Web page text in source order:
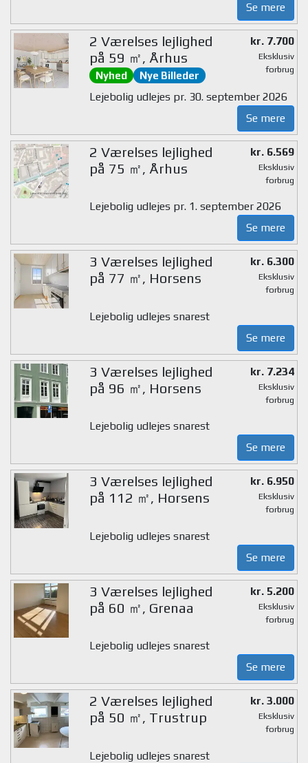
Se mere
2 Værelses lejlighed
på 59 ㎡, Århus
Nyhed Nye Billeder
kr. 7.700
Eksklusiv
forbrug
Lejebolig udlejes pr. 30. september 2026
Se mere
2 Værelses lejlighed
på 75 ㎡, Århus
kr. 6.569
Eksklusiv
forbrug
Lejebolig udlejes pr. 1. september 2026
Se mere
3 Værelses lejlighed
på 77 ㎡, Horsens
kr. 6.300
Eksklusiv
forbrug
Lejebolig udlejes snarest
Se mere
3 Værelses lejlighed
på 96 ㎡, Horsens
kr. 7.234
Eksklusiv
forbrug
Lejebolig udlejes snarest
Se mere
3 Værelses lejlighed
på 112 ㎡, Horsens
kr. 6.950
Eksklusiv
forbrug
Lejebolig udlejes snarest
Se mere
3 Værelses lejlighed
på 60 ㎡, Grenaa
kr. 5.200
Eksklusiv
forbrug
Lejebolig udlejes snarest
Se mere
2 Værelses lejlighed
på 50 ㎡, Trustrup
kr. 3.000
Eksklusiv
forbrug
Lejebolig udlejes snarest